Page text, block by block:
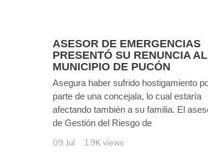
ASESOR DE EMERGENCIAS
PRESENTÓ SU RENUNCIA AL
MUNICIPIO DE PUCÓN
Asegura haber sufrido hostigamiento
parte de una concejala, lo cual estaría
afectando también a su familia. El
de Gestión del Riesgo de
09 Jul 1.9K views